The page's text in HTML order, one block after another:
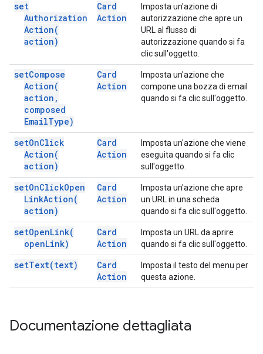
set
Authorization
Action(
action)
Card
Action
Imposta un'azione di
autorizzazione che apre un
URL al flusso di
autorizzazione quando si fa
clic sull'oggetto.
setCompose
Action(
action ,
composed
EmailType)
Card
Action
Imposta un'azione che
compone una bozza di email
quando si fa clic sull'oggetto.
setOnClick
Action(
action)
Card
Action
Imposta un'azione che viene
eseguita quando si fa clic
sull'oggetto.
setOnClickOpen
LinkAction(
action)
Card
Action
Imposta un'azione che apre
un URL in una scheda
quando si fa clic sull'oggetto.
setOpenLink(
openLink)
Card
Action
Imposta un URL da aprire
quando si fa clic sull'oggetto.
setText(text)
Card
Action
Imposta il testo del menu per
questa azione.
Documentazione dettagliata